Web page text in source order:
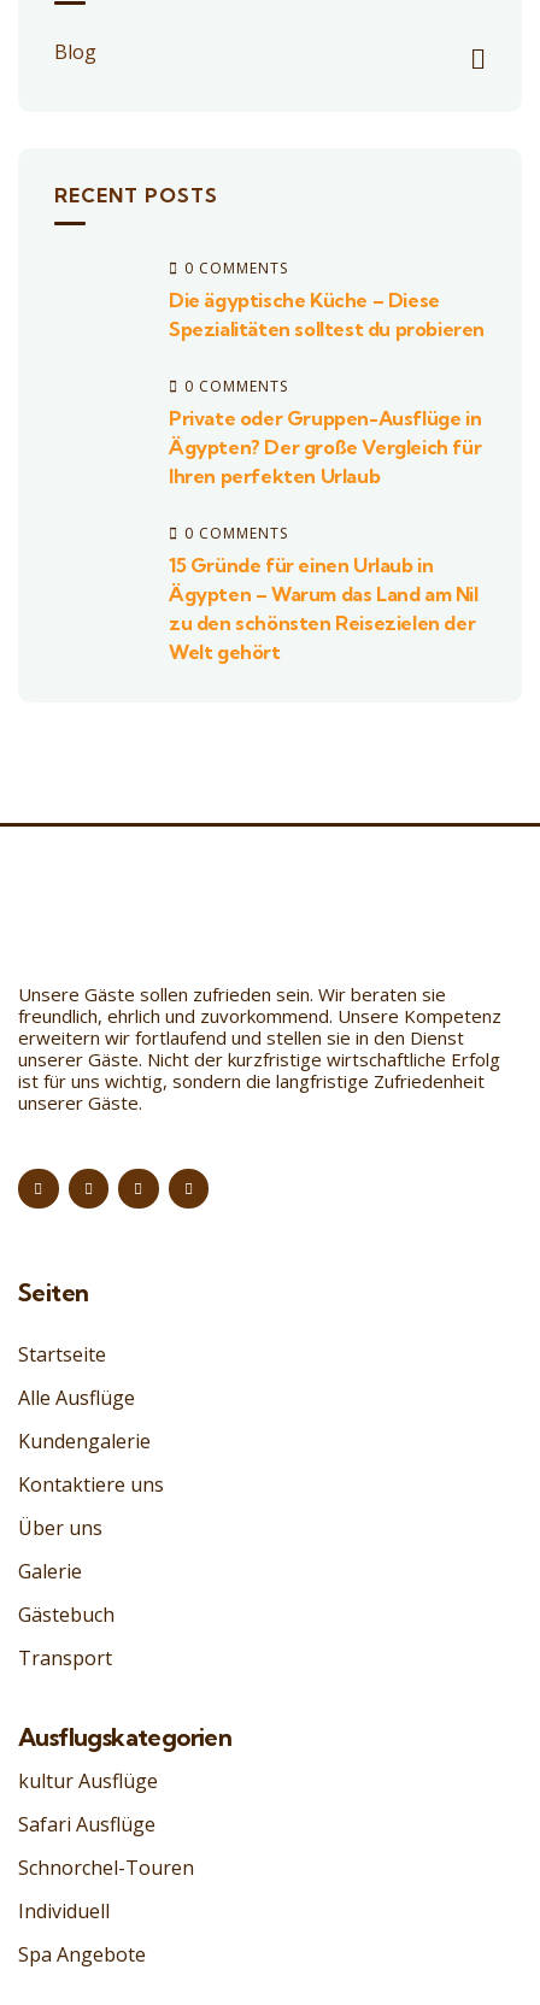
Blog
RECENT POSTS
0 COMMENTS
Die ägyptische Küche – Diese
Spezialitäten solltest du probieren
0 COMMENTS
Private oder Gruppen-Ausflüge in
Ägypten? Der große Vergleich für
Ihren perfekten Urlaub
0 COMMENTS
15 Gründe für einen Urlaub in
Ägypten – Warum das Land am Nil
zu den schönsten Reisezielen der
Welt gehört
Unsere Gäste sollen zufrieden sein. Wir beraten sie
freundlich, ehrlich und zuvorkommend. Unsere Kompetenz
erweitern wir fortlaufend und stellen sie in den Dienst
unserer Gäste. Nicht der kurzfristige wirtschaftliche Erfolg
ist für uns wichtig, sondern die langfristige Zufriedenheit
unserer Gäste.
Seiten
Startseite
Alle Ausflüge
Kundengalerie
Kontaktiere uns
Über uns
Galerie
Gästebuch
Transport
Ausflugskategorien
kultur Ausflüge
Safari Ausflüge
Schnorchel-Touren
Individuell
Spa Angebote